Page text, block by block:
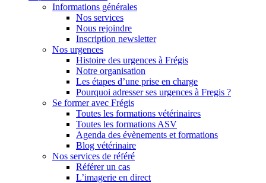
Informations générales
Nos services
Nous rejoindre
Inscription newsletter
Nos urgences
Histoire des urgences à Frégis
Notre organisation
Les étapes d’une prise en charge
Pourquoi adresser ses urgences à Fregis ?
Se former avec Frégis
Toutes les formations vétérinaires
Toutes les formations ASV
Agenda des évènements et formations
Blog vétérinaire
Nos services de référé
Référer un cas
L’imagerie en direct